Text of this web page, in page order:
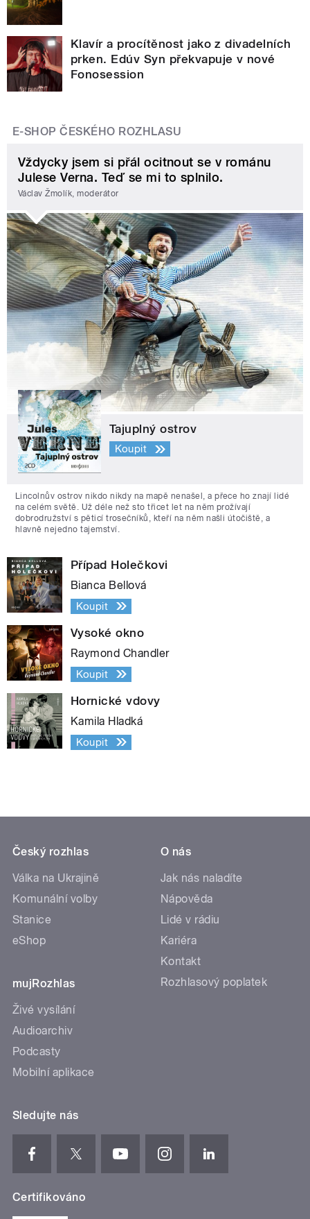
Klavír a procítěnost jako z divadelních
prken. Edúv Syn překvapuje v nové
Fonosession
E-SHOP ČESKÉHO ROZHLASU
Vždycky jsem si přál ocitnout se v románu
Julese Verna. Teď se mi to splnilo.
Václav Žmolík, moderátor
Tajuplný ostrov
Koupit
Lincolnův ostrov nikdo nikdy na mapě nenašel, a přece ho znají lidé
na celém světě. Už déle než sto třicet let na něm prožívají
dobrodružství s pěticí trosečníků, kteří na něm našli útočiště, a
hlavně nejedno tajemství.
Případ Holečkovi
Bianca Bellová
Koupit
Vysoké okno
Raymond Chandler
Koupit
Hornické vdovy
Kamila Hladká
Koupit
Český rozhlas
Válka na Ukrajině
Komunální volby
Stanice
eShop
mujRozhlas
Živé vysílání
Audioarchiv
Podcasty
Mobilní aplikace
O nás
Jak nás naladíte
Nápověda
Lidé v rádiu
Kariéra
Kontakt
Rozhlasový poplatek
Sledujte nás
Certifikováno